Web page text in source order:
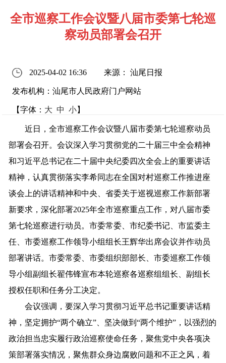
全市巡察工作会议暨八届市委第七轮巡
察动员部署会召开
2025-04-02 16:36 来源： 汕尾日报
发布机构：汕尾市人民政府门户网站
【字体： 大 中 小】
近日，全市巡察工作会议暨八届市委第七轮巡察动员
部署会召开。会议深入学习贯彻党的二十届三中全会精神
和习近平总书记在二十届中央纪委四次全会上的重要讲话
精神，认真贯彻落实李希同志在全国对村巡察工作推进座
谈会上的讲话精神和中央、省委关于巡视巡察工作新部署
新要求，深化部署2025年全市巡察重点工作，对八届市委
第七轮巡察进行动员。市委常委、市纪委书记、市监委主
任、市委巡察工作领导小组组长王辉华出席会议并作动员
部署讲话。市委常委、市委组织部部长、市委巡察工作领
导小组副组长翟伟锋宣布本轮巡察各巡察组组长、副组长
授权任职和任务分工决定。
会议强调，要深入学习贯彻习近平总书记重要讲话精
神，坚定拥护“两个确立”、坚决做到“两个维护”，以强烈的
政治担当忠实履行政治巡察使命任务，聚焦党中央各项决
策部署落实情况，聚焦群众身边腐败问题和不正之风，着